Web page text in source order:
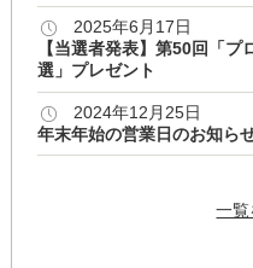
2025年6月17日
【当選者発表】第50回「
選」プレゼント
2024年12月25日
年末年始の営業日のお知ら
一